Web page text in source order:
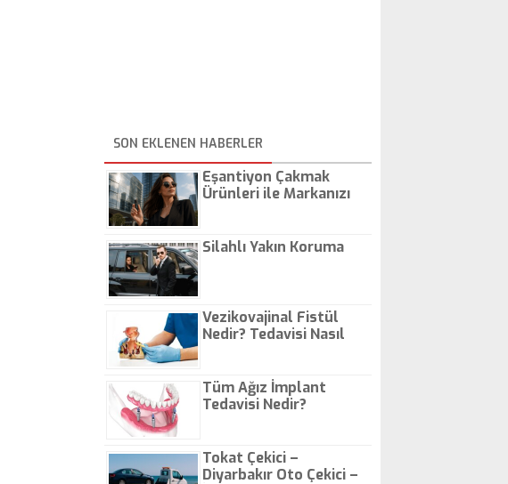
SON EKLENEN HABERLER
Eşantiyon Çakmak
Ürünleri ile Markanızı
Silahlı Yakın Koruma
Vezikovajinal Fistül
Nedir? Tedavisi Nasıl
Tüm Ağız İmplant
Tedavisi Nedir?
Tokat Çekici –
Diyarbakır Oto Çekici –